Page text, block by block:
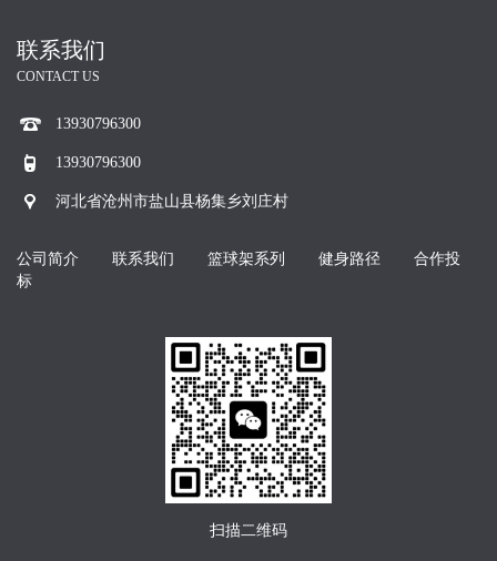
联系我们
CONTACT US
13930796300
13930796300
河北省沧州市盐山县杨集乡刘庄村
公司简介 联系我们 篮球架系列 健身路径
合作投
标
扫描二维码